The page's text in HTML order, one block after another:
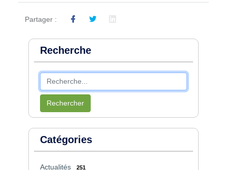
Partager :
Recherche
Rechercher
Catégories
Actualités 251